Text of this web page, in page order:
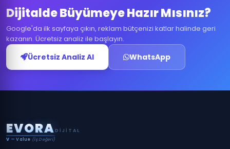
Dijitalde Büyümeye Hazır Mısınız?
Google'da ilk sayfaya çıkın, reklam bütçenizi katlar halinde geri
kazanın. Ücretsiz analiz ile başlayın.
Ücretsiz Analiz Al WhatsApp
EVORA DIJITAL
V — Value (İş Değeri)